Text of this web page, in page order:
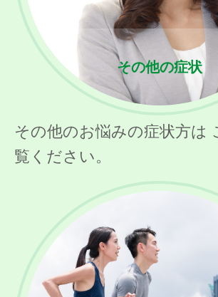
その他の症状
その他のお悩みの症状方は
覧ください。